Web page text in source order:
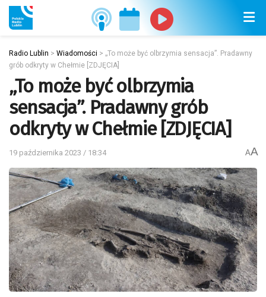
Radio Lublin > Wiadomości > „To może być olbrzymia sensacja”. Pradawny
grób odkryty w Chełmie [ZDJĘCIA]
„To może być olbrzymia
sensacja”. Pradawny grób
odkryty w Chełmie [ZDJĘCIA]
19 października 2023 / 18:34 AA